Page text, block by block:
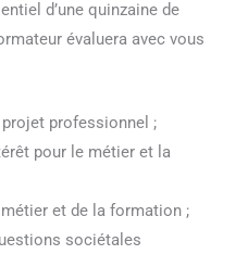
d’une quinzaine de
évaluera avec vous
professionnel ;
pour le métier et la
et de la formation ;
sociétales